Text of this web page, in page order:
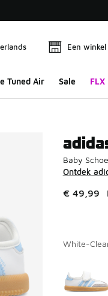
Een winkel
Tuned Air Sale
Baby
Ontdek
€ 49,99
White-